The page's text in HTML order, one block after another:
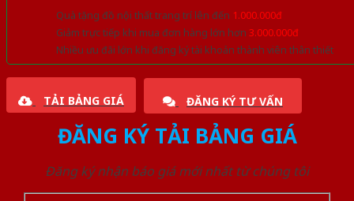
Quà tặng đồ nội thất trang trí lên đến 1.000.000đ
Giảm trực tiếp khi mua đơn hàng lớn hơn 3.000.000đ
Nhiều ưu đãi lớn khi đăng ký tài khoản thành viên thân thiết
TẢI BẢNG GIÁ ĐĂNG KÝ TƯ VẤN
ĐĂNG KÝ TẢI BẢNG GIÁ
Đăng ký nhận báo giá mới nhất từ chúng tôi